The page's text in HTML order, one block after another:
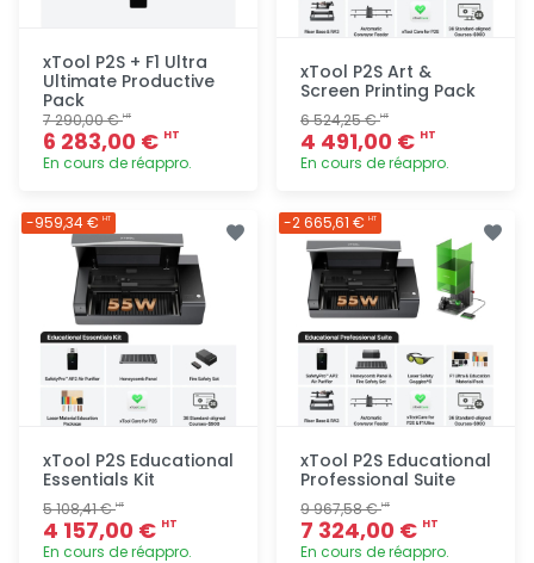
xTool P2S + F1 Ultra
Ultimate Productive
Pack
7 290,00 €HT
6 283,00 € HT
En cours de réappro.
rapide
xTool P2S Art &
Screen Printing Pack
6 524,25 €HT
4 491,00 € HT
En cours de réappro.
rapide
xTool P2S Educational
Essentials Kit
5 108,41 €HT
4 157,00 € HT
En cours de réappro.
-959,34 € HT
xTool P2S Educational
Professional Suite
9 967,58 €HT
7 324,00 € HT
En cours de réappro.
-2 665,61 € HT